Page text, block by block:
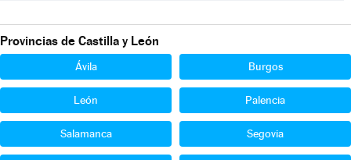
Provincias de Castilla y León
Ávila Burgos
León Palencia
Salamanca Segovia